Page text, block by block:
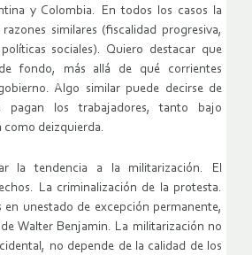
y Colombia. En todos los casos la
similares (fiscalidad progresiva,
sociales). Quiero destacar que
fondo, más allá de qué corrientes
Algo similar puede decirse de
pagan los trabajadores, tanto bajo
como deizquierda.
la tendencia a la militarización. El
La criminalización de la protesta.
en unestado de excepción permanente,
Walter Benjamin. La militarización no
no depende de la calidad de los